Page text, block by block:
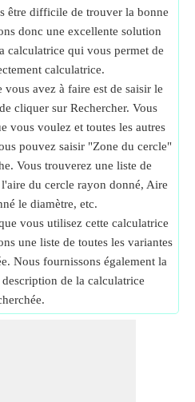
être difficile de trouver la bonne
donc une excellente solution
calculatrice qui vous permet de
calculatrice.
avez à faire est de saisir le
cliquer sur Rechercher. Vous
vous voulez et toutes les autres
pouvez saisir "Zone du cercle"
Vous trouverez une liste de
du cercle rayon donné, Aire
le diamètre, etc.
vous utilisez cette calculatrice
une liste de toutes les variantes
Nous fournissons également la
de la calculatrice